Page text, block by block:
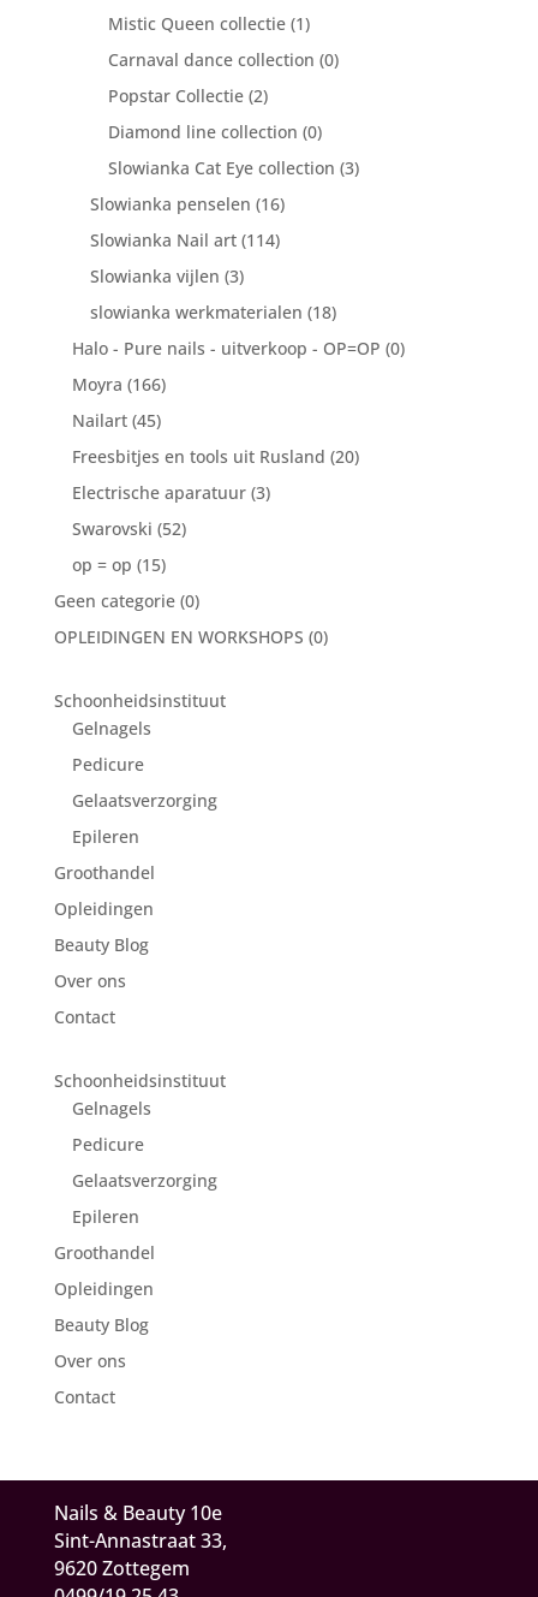
Mistic Queen collectie (1)
Carnaval dance collection (0)
Popstar Collectie (2)
Diamond line collection (0)
Slowianka Cat Eye collection (3)
Slowianka penselen (16)
Slowianka Nail art (114)
Slowianka vijlen (3)
slowianka werkmaterialen (18)
Halo - Pure nails - uitverkoop - OP=OP (0)
Moyra (166)
Nailart (45)
Freesbitjes en tools uit Rusland (20)
Electrische aparatuur (3)
Swarovski (52)
op = op (15)
Geen categorie (0)
OPLEIDINGEN EN WORKSHOPS (0)
Schoonheidsinstituut
Gelnagels
Pedicure
Gelaatsverzorging
Epileren
Groothandel
Opleidingen
Beauty Blog
Over ons
Contact
Schoonheidsinstituut
Gelnagels
Pedicure
Gelaatsverzorging
Epileren
Groothandel
Opleidingen
Beauty Blog
Over ons
Contact
Nails & Beauty 10e
Sint-Annastraat 33,
9620 Zottegem